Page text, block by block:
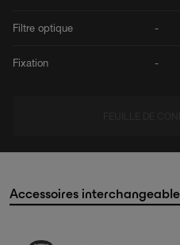
Filtre optique -
Fixation -
Accessoires